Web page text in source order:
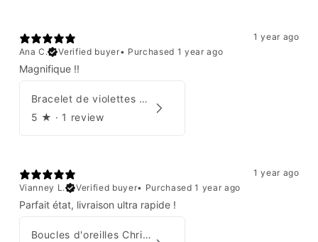
1 year ago
Ana C.
Verified buyer• Purchased 1 year ago
Magnifique !!
Bracelet de violettes Augustine
5 ★ · 1 review
1 year ago
Vianney L.
Verified buyer• Purchased 1 year ago
Parfait état, livraison ultra rapide !
Boucles d'oreilles Christian Dior